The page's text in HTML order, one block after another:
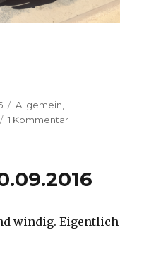
Kategorien
Allgemein
1 Kommentarzu
windig. Eigentlich